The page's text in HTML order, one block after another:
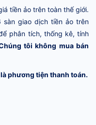
tiền ảo trên toàn thế giới.
giao dịch tiền ảo trên
phân tích, thống kê, tính
tôi không mua bán
phương tiện thanh toán.